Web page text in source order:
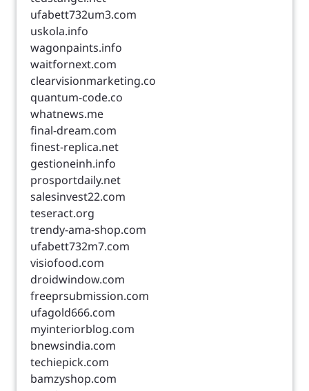
ufabett732um3.com
uskola.info
wagonpaints.info
waitfornext.com
clearvisionmarketing.co
quantum-code.co
whatnews.me
final-dream.com
finest-replica.net
gestioneinh.info
prosportdaily.net
salesinvest22.com
teseract.org
trendy-ama-shop.com
ufabett732m7.com
visiofood.com
droidwindow.com
freeprsubmission.com
ufagold666.com
myinteriorblog.com
bnewsindia.com
techiepick.com
bamzyshop.com